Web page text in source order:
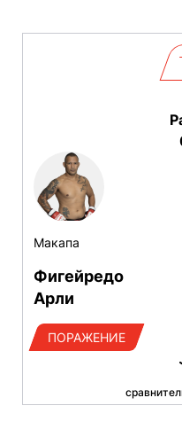
Макапа
Фигейредо
Арли
ПОРАЖЕНИЕ